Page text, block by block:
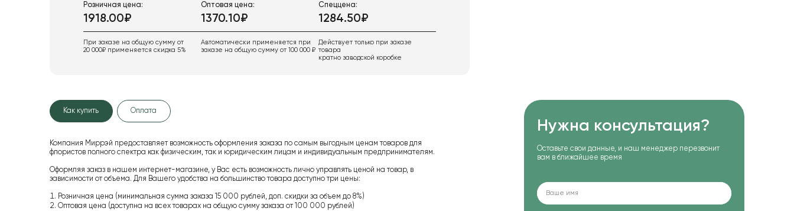
Розничная цена:
1918.00₽
При заказе на общую сумму от
20 000₽ применяется скидка 5%
Оптовая цена:
1370.10₽
Автоматически применяется при
заказе на общую сумму от 100 000 ₽
Спеццена:
1284.50₽
Действует только при заказе
товара
кратно заводской коробке
Как купить Оплата
Компания Миррэй предоставляет возможность оформления заказа по самым выгодным ценам товаров для
флористов полного спектра как физическим, так и юридическим лицам и индивидуальным предпринимателям.
Оформляя заказ в нашем интернет-магазине, у Вас есть возможность лично управлять ценой на товар, в
зависимости от объема. Для Вашего удобства на большинство товара доступно три цены:
Розничная цена (минимальная сумма заказа 15 000 рублей, доп. скидки за объем до 8%)
Оптовая цена (доступна на всех товарах на общую сумму заказа от 100 000 рублей)
Нужна консультация?
Оставьте свои данные, и наш менеджер перезвонит
вам в ближайшее время